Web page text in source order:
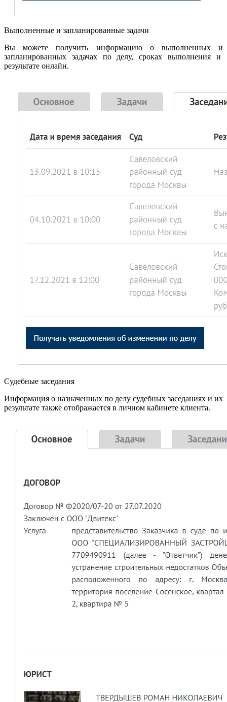
Выполненные и запланированные задачи
Вы можете получить информацию о выполненных и
запланированных задачах по делу, сроках выполнения и
результате онлайн.
Судебные заседания
Информация о назначенных по делу судебных заседаниях и их
результате также отображается в личном кабинете клиента.